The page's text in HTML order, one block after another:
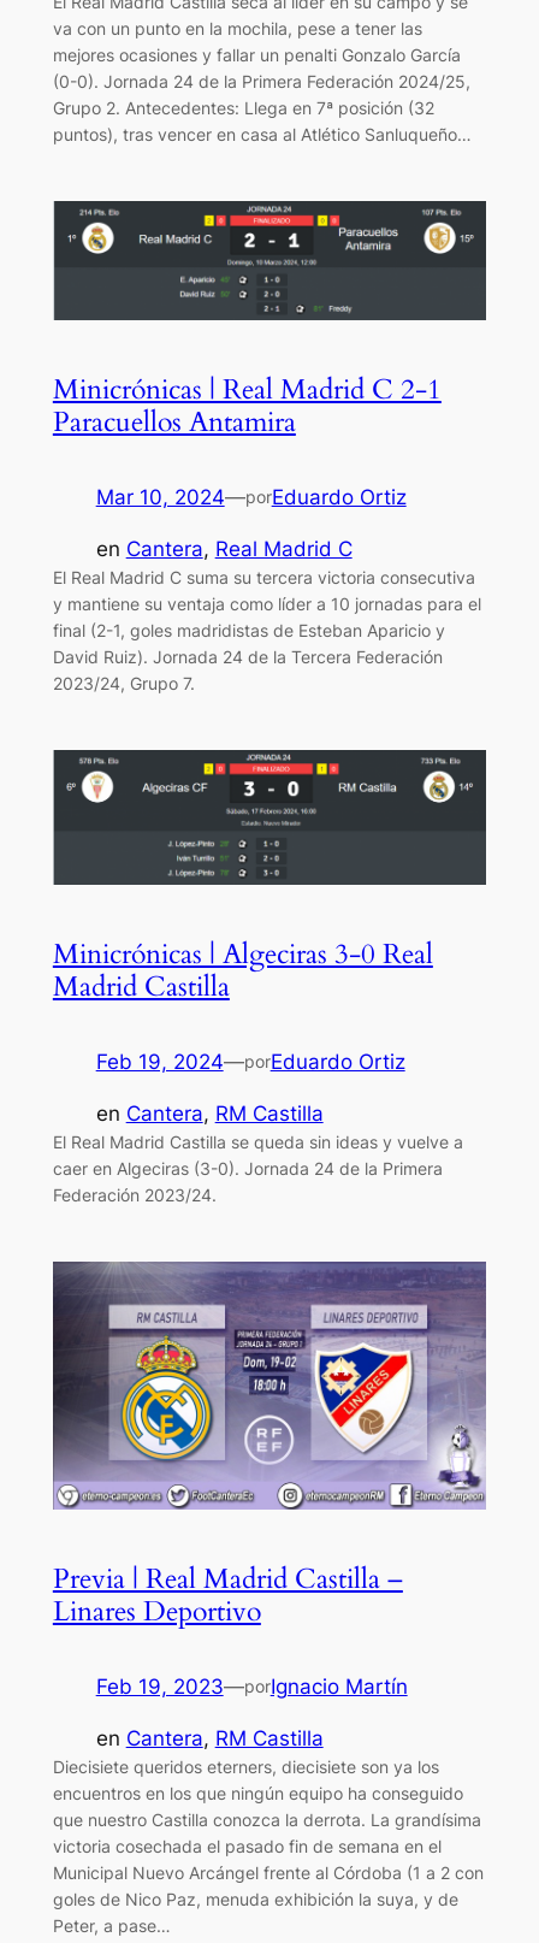
va con un punto en la mochila, pese a tener las
mejores ocasiones y fallar un penalti Gonzalo García
(0-0). Jornada 24 de la Primera Federación 2024/25,
Grupo 2. Antecedentes: Llega en 7ª posición (32
puntos), tras vencer en casa al Atlético Sanluqueño…
Minicrónicas | Real Madrid C 2-1
Paracuellos Antamira
Mar 10, 2024—porEduardo Ortiz
en Cantera, Real Madrid C
El Real Madrid C suma su tercera victoria consecutiva
y mantiene su ventaja como líder a 10 jornadas para el
final (2-1, goles madridistas de Esteban Aparicio y
David Ruiz). Jornada 24 de la Tercera Federación
2023/24, Grupo 7.
Minicrónicas | Algeciras 3-0 Real
Madrid Castilla
Feb 19, 2024—porEduardo Ortiz
en Cantera, RM Castilla
El Real Madrid Castilla se queda sin ideas y vuelve a
caer en Algeciras (3-0). Jornada 24 de la Primera
Federación 2023/24.
Previa | Real Madrid Castilla –
Linares Deportivo
Feb 19, 2023—porIgnacio Martín
en Cantera, RM Castilla
Diecisiete queridos eterners, diecisiete son ya los
encuentros en los que ningún equipo ha conseguido
que nuestro Castilla conozca la derrota. La grandísima
victoria cosechada el pasado fin de semana en el
Municipal Nuevo Arcángel frente al Córdoba (1 a 2 con
goles de Nico Paz, menuda exhibición la suya, y de
Peter, a pase…